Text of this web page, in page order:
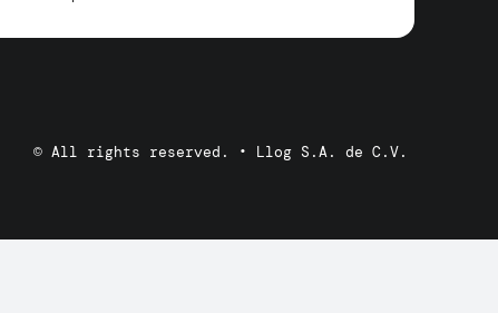
© All rights reserved. • Llog S.A. de C.V.